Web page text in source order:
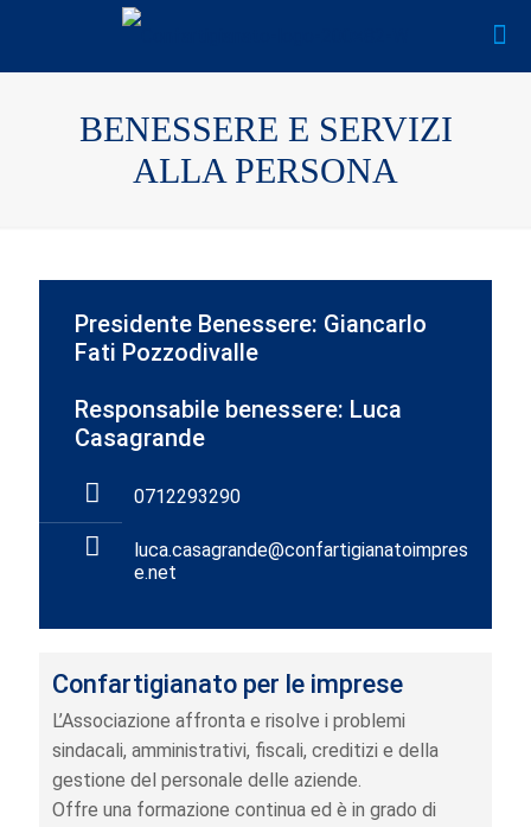
BENESSERE E SERVIZI
ALLA PERSONA
Presidente Benessere: Giancarlo
Fati Pozzodivalle
Responsabile benessere: Luca
Casagrande
0712293290
luca.casagrande@confartigianatoimpres
e.net
Confartigianato per le imprese
L’Associazione affronta e risolve i problemi
sindacali, amministrativi, fiscali, creditizi e della
gestione del personale delle aziende.
Offre una formazione continua ed è in grado di